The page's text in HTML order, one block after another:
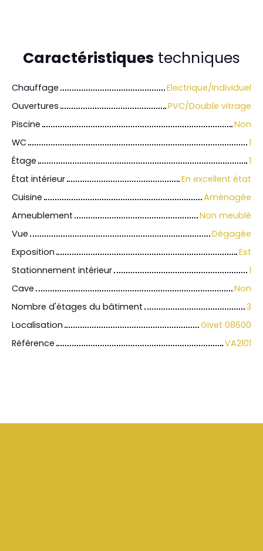
Caractéristiques techniques
Chauffage
Electrique/Individuel
Ouvertures
PVC/Double vitrage
Piscine
Non
WC
1
Étage
1
État intérieur
En excellent état
Cuisine
Aménagée
Ameublement
Non meublé
Vue
Dégagée
Exposition
Est
Stationnement intérieur
1
Cave
Non
Nombre d'étages du bâtiment
3
Localisation
Givet 08600
Référence
VA2101